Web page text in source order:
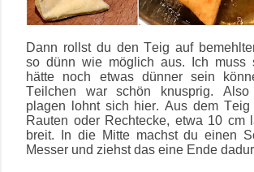
Dann rollst du den Teig auf
so dünn wie möglich aus. Ich muss
hätte noch etwas dünner sein
Teilchen war schön knusprig.
plagen lohnt sich hier. Aus dem Teig
Rauten oder Rechtecke, etwa 10 cm
breit. In die Mitte machst du einen
Messer und ziehst das eine Ende